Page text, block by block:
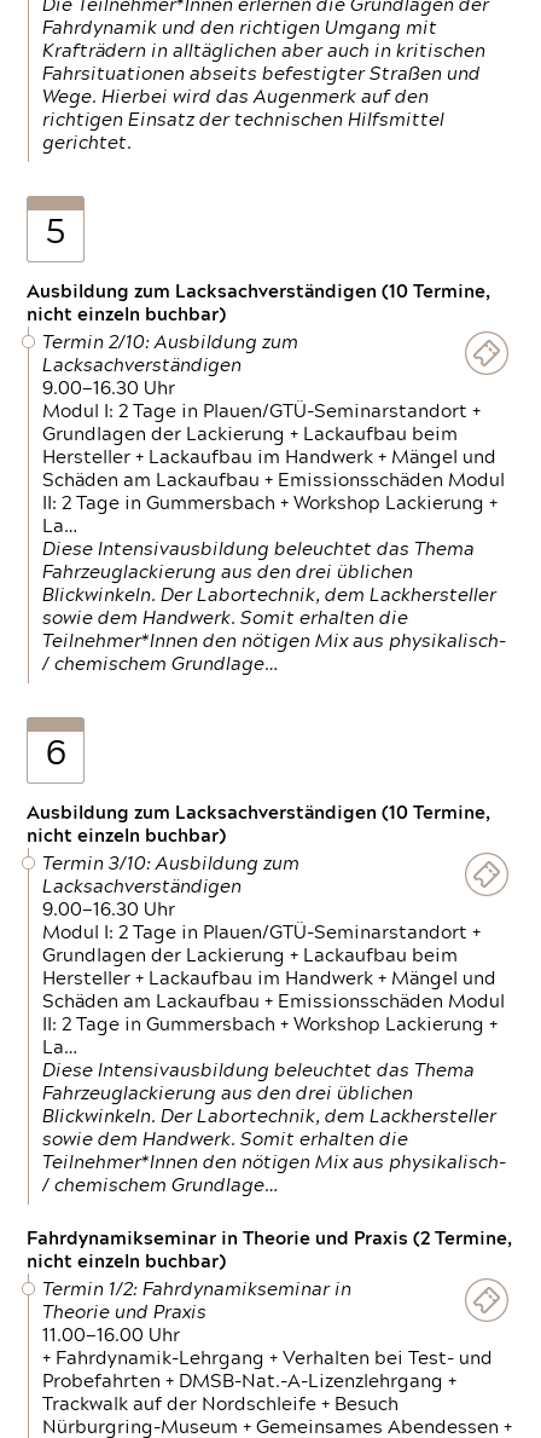
Die Teilnehmer*Innen erlernen die Grundlagen der
Fahrdynamik und den richtigen Umgang mit
Krafträdern in alltäglichen aber auch in kritischen
Fahrsituationen abseits befestigter Straßen und
Wege. Hierbei wird das Augenmerk auf den
richtigen Einsatz der technischen Hilfsmittel
gerichtet.
5
Ausbildung zum Lacksachverständigen (10 Termine,
nicht einzeln buchbar)
Termin 2/10: Ausbildung zum
Lacksachverständigen
9.00—16.30 Uhr
Modul I: 2 Tage in Plauen/GTÜ-Seminarstandort +
Grundlagen der Lackierung + Lackaufbau beim
Hersteller + Lackaufbau im Handwerk + Mängel und
Schäden am Lackaufbau + Emissionsschäden Modul
II: 2 Tage in Gummersbach + Workshop Lackierung +
La…
Diese Intensivausbildung beleuchtet das Thema
Fahrzeuglackierung aus den drei üblichen
Blickwinkeln. Der Labortechnik, dem Lackhersteller
sowie dem Handwerk. Somit erhalten die
Teilnehmer*Innen den nötigen Mix aus physikalisch-
/ chemischem Grundlage…
6
Ausbildung zum Lacksachverständigen (10 Termine,
nicht einzeln buchbar)
Termin 3/10: Ausbildung zum
Lacksachverständigen
9.00—16.30 Uhr
Modul I: 2 Tage in Plauen/GTÜ-Seminarstandort +
Grundlagen der Lackierung + Lackaufbau beim
Hersteller + Lackaufbau im Handwerk + Mängel und
Schäden am Lackaufbau + Emissionsschäden Modul
II: 2 Tage in Gummersbach + Workshop Lackierung +
La…
Diese Intensivausbildung beleuchtet das Thema
Fahrzeuglackierung aus den drei üblichen
Blickwinkeln. Der Labortechnik, dem Lackhersteller
sowie dem Handwerk. Somit erhalten die
Teilnehmer*Innen den nötigen Mix aus physikalisch-
/ chemischem Grundlage…
Fahrdynamikseminar in Theorie und Praxis (2 Termine,
nicht einzeln buchbar)
Termin 1/2: Fahrdynamikseminar in
Theorie und Praxis
11.00—16.00 Uhr
+ Fahrdynamik-Lehrgang + Verhalten bei Test- und
Probefahrten + DMSB-Nat.-A-Lizenzlehrgang +
Trackwalk auf der Nordschleife + Besuch
Nürburgring-Museum + Gemeinsames Abendessen +